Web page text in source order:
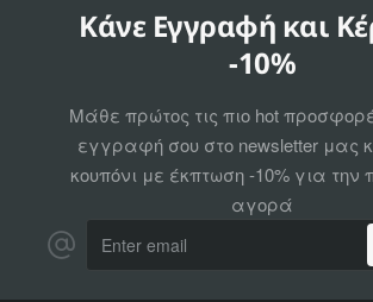
Κάνε Εγγραφή και
-10%
Μάθε πρώτος τις πιο hot
εγγραφή σου στο newsletter μας
κουπόνι με έκπτωση -10% για την
αγορά
email